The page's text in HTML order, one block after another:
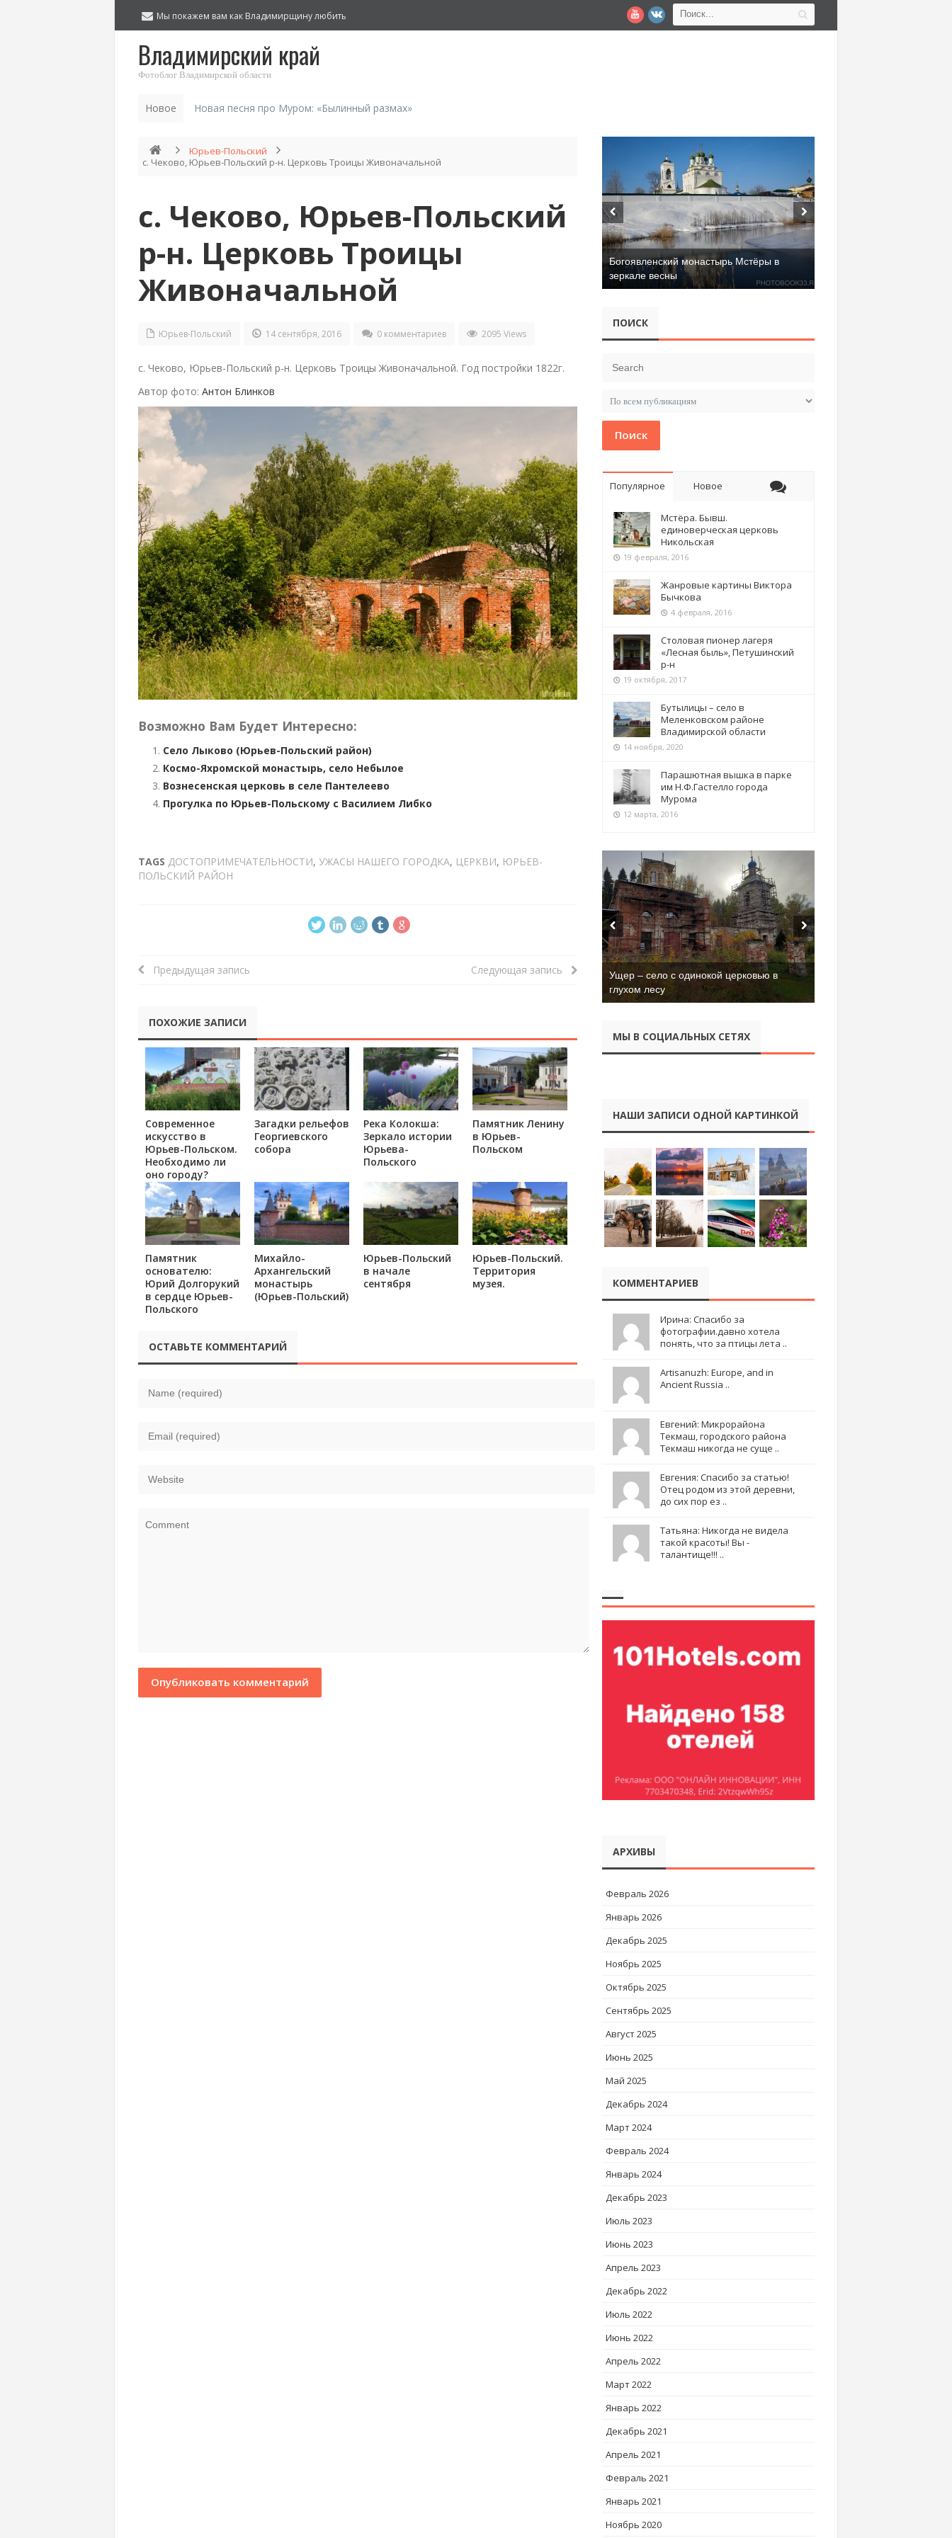
Мы покажем вам как Владимирщину любить
Владимирский край
Фотоблог Владимирской области
Новое Новая песня про Муром: «Былинный размах»
Юрьев-Польский
с. Чеково, Юрьев-Польский р-н. Церковь Троицы Живоначальной
с. Чеково, Юрьев-Польский
р-н. Церковь Троицы
Живоначальной
Юрьев-Польский 14 сентября, 2016 0 комментариев 2095 Views
с. Чеково, Юрьев-Польский р-н. Церковь Троицы Живоначальной. Год постройки 1822г.
Автор фото: Антон Блинков
Возможно Вам Будет Интересно:
Село Лыково (Юрьев-Польский район)
Космо-Яхромской монастырь, село Небылое
Вознесенская церковь в селе Пантелеево
Прогулка по Юрьев-Польскому с Василием Либко
TAGS ДОСТОПРИМЕЧАТЕЛЬНОСТИ, УЖАСЫ НАШЕГО ГОРОДКА, ЦЕРКВИ, ЮРЬЕВ-
ПОЛЬСКИЙ РАЙОН
Предыдущая запись Следующая запись
ПОХОЖИЕ ЗАПИСИ
Современное
искусство в
Юрьев-Польском.
Необходимо ли
оно городу?
Загадки рельефов
Георгиевского
собора
Река Колокша:
Зеркало истории
Юрьева-
Польского
Памятник Ленину
в Юрьев-
Польском
Памятник
основателю:
Юрий Долгорукий
в сердце Юрьев-
Польского
Михайло-
Архангельский
монастырь
(Юрьев-Польский)
Юрьев-Польский
в начале
сентября
Юрьев-Польский.
Территория
музея.
ОСТАВЬТЕ КОММЕНТАРИЙ
Богоявленский монастырь Мстёры в
зеркале весны
ПОИСК
Поиск
Популярное Новое
Мстёра. Бывш.
единоверческая церковь
Никольская
19 февраля, 2016
Жанровые картины Виктора
Бычкова
4 февраля, 2016
Столовая пионер лагеря
«Лесная быль», Петушинский
р-н
19 октября, 2017
Бутылицы – село в
Меленковском районе
Владимирской области
14 ноября, 2020
Парашютная вышка в парке
им Н.Ф.Гастелло города
Мурома
12 марта, 2016
Ущер – село с одинокой церковью в
глухом лесу
МЫ В СОЦИАЛЬНЫХ СЕТЯХ
НАШИ ЗАПИСИ ОДНОЙ КАРТИНКОЙ
КОММЕНТАРИЕВ
Ирина: Спасибо за
фотографии.давно хотела
понять, что за птицы лета ..
Artisanuzh: Europe, and in
Ancient Russia ..
Евгений: Микрорайона
Текмаш, городского района
Текмаш никогда не суще ..
Евгения: Спасибо за статью!
Отец родом из этой деревни,
до сих пор ез ..
Татьяна: Никогда не видела
такой красоты! Вы -
талантище!!! ..
АРХИВЫ
Февраль 2026
Январь 2026
Декабрь 2025
Ноябрь 2025
Октябрь 2025
Сентябрь 2025
Август 2025
Июнь 2025
Май 2025
Декабрь 2024
Март 2024
Февраль 2024
Январь 2024
Декабрь 2023
Июль 2023
Июнь 2023
Апрель 2023
Декабрь 2022
Июль 2022
Июнь 2022
Апрель 2022
Март 2022
Январь 2022
Декабрь 2021
Апрель 2021
Февраль 2021
Январь 2021
Ноябрь 2020